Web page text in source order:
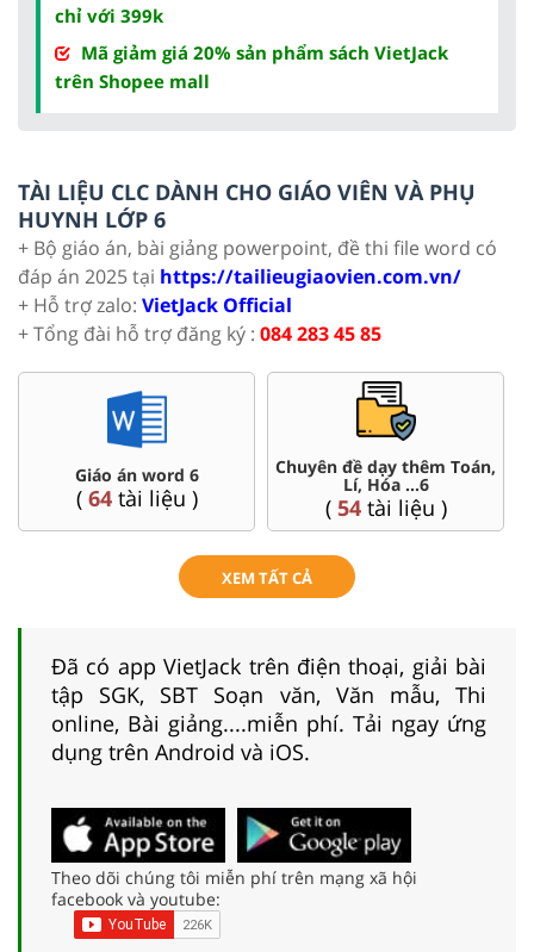
chỉ với 399k
Mã giảm giá 20% sản phẩm sách VietJack
trên Shopee mall
TÀI LIỆU CLC DÀNH CHO GIÁO VIÊN VÀ PHỤ
HUYNH LỚP 6
+ Bộ giáo án, bài giảng powerpoint, đề thi file word có
đáp án 2025 tại https://tailieugiaovien.com.vn/
+ Hỗ trợ zalo: VietJack Official
+ Tổng đài hỗ trợ đăng ký : 084 283 45 85
Giáo án word 6
( 64tài liệu )
Chuyên đề dạy thêm Toán,
Lí, Hóa ...6
( 54tài liệu )
XEM TẤT CẢ
Đã có app VietJack trên điện thoại, giải bài
tập SGK, SBT Soạn văn, Văn mẫu, Thi
online, Bài giảng....miễn phí. Tải ngay ứng
dụng trên Android và iOS.
Theo dõi chúng tôi miễn phí trên mạng xã hội
facebook và youtube: